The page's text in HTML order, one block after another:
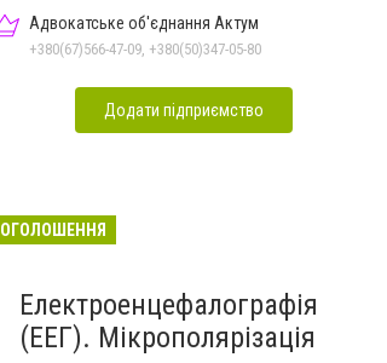
Адвокатське об'єднання Актум
+380(67)566-47-09, +380(50)347-05-80
Додати підприємство
ОГОЛОШЕННЯ
Електроенцефалографія
(ЕЕГ). Мікрополярізація